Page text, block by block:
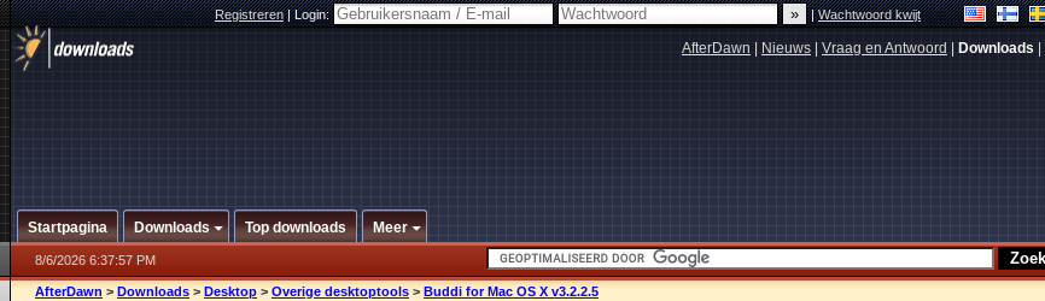
Registreren|Login: |Wachtwoord kwijt
AfterDawn Nieuws Vraag en Antwoord Downloads
Startpagina Downloads Top downloads Meer
8/6/2026 6:37:57 PM
AfterDawn > Downloads > Desktop > Overige desktoptools > Buddi for Mac OS X v3.2.2.5